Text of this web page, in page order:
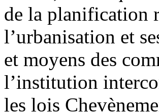
de la planification
l’urbanisation et
et moyens des
l’institution
les lois